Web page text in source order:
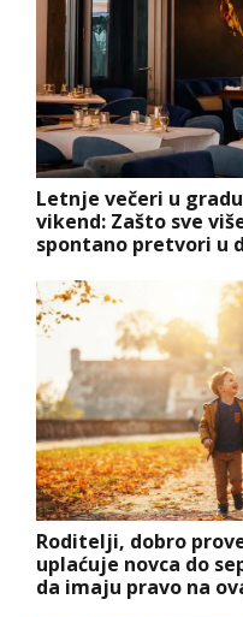
Letnje večeri u
vikend: Zašto sve
spontano pretvori u
Roditelji, dobro
uplaćuje novca do
da imaju pravo na